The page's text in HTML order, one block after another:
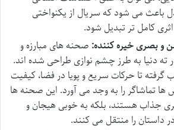
باعث می شود که سریال از یکنواختی
کامل تر تبدیل شود.
بصری خیره کننده: صحنه های مبارزه و
ته دنیا به طرز چشم نوازی طراحی شده اند.
گرفته تا حرکات سریع و پویا در فضا، کیفیت
تماشاگر را به وجد می آورد. این صحنه ها
جذاب هستند، بلکه به خوبی هیجان و
داستان را منتقل می کنند.